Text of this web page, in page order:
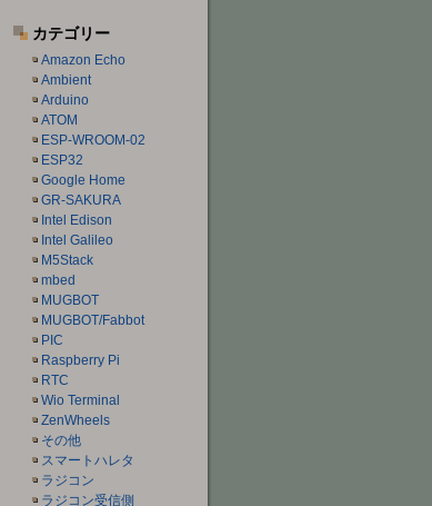
カテゴリー
Amazon Echo
Ambient
Arduino
ATOM
ESP-WROOM-02
ESP32
Google Home
GR-SAKURA
Intel Edison
Intel Galileo
M5Stack
mbed
MUGBOT
MUGBOT/Fabbot
PIC
Raspberry Pi
RTC
Wio Terminal
ZenWheels
その他
スマートハレタ
ラジコン
ラジコン受信側